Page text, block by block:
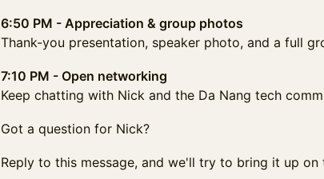
6:50 PM - Appreciation & group photos
Thank-you presentation, speaker photo, and a full
7:10 PM - Open networking
Keep chatting with Nick and the Da Nang tech
Got a question for Nick?
Reply to this message, and we'll try to bring it up on